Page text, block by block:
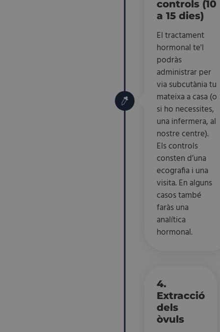
controls (10
a 15 dies)
El tractament
hormonal te'l
podràs
administrar per
via subcutània tu
mateixa a casa (o
si ho necessites,
una infermera, al
nostre centre).
Els controls
consten d’una
ecografia i una
visita. En alguns
casos també
faràs una
analítica
hormonal.
4.
Extracció
dels
òvuls